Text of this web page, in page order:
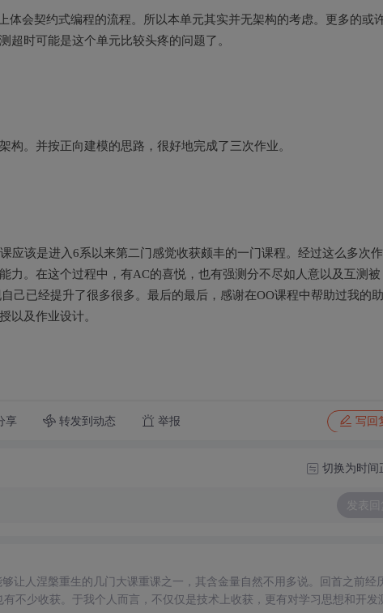
体会契约式编程的流程。所以本单元其实并无架构的考虑。更多的或
超时可能是这个单元比较头疼的问题了。
。并按正向建模的思路，很好地完成了三次作业。
应该是进入6系以来第二门感觉收获颇丰的一门课程。经过这么多次
力。在这个过程中，有AC的喜悦，也有强测分不尽如人意以及互测被
己已经提升了很多很多。最后的最后，感谢在OO课程中帮助过我的
以及作业设计。
享 转发到动态 举报 写回
切换为时间
发表回
让人涅槃重生的几门大课重课之一，其含金量自然不用多说。回首之前经
不少收获。于我个人而言，不仅仅是技术上收获，更有对学习思想和开发